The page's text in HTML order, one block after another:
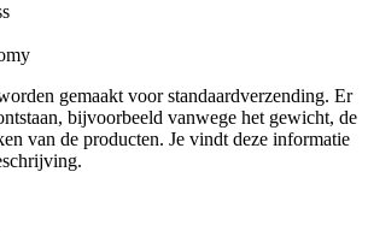
gemaakt voor standaardverzending. Er
bijvoorbeeld vanwege het gewicht, de
van de producten. Je vindt deze informatie